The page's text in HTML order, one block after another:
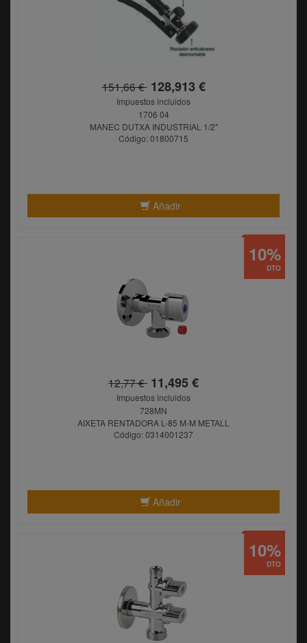
151,66 €128,913 €
Impuestos incluidos
1706 04
MANEC DUTXA INDUSTRIAL 1/2"
Código: 01800715
Añadir
12,77 € 11,495 €
Impuestos incluidos
728MN
AIXETA RENTADORA L-85 M-M METALL
Código: 0314001237
Añadir
DTO
10%
DTO
10%